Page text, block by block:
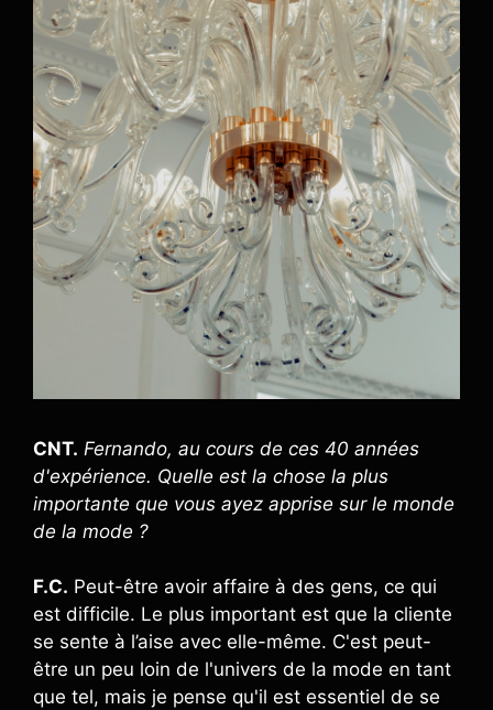
CNT. Fernando, au cours de ces 40 années
d'expérience. Quelle est la chose la plus
importante que vous ayez apprise sur le monde
de la mode ?
F.C. Peut-être avoir affaire à des gens, ce qui
est difficile. Le plus important est que la cliente
se sente à l’aise avec elle-même. C'est peut-
être un peu loin de l'univers de la mode en tant
que tel, mais je pense qu'il est essentiel de se